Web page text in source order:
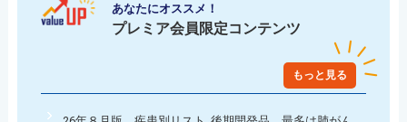
あなたにオススメ！
プレミア会員限定コンテンツ
もっと見る